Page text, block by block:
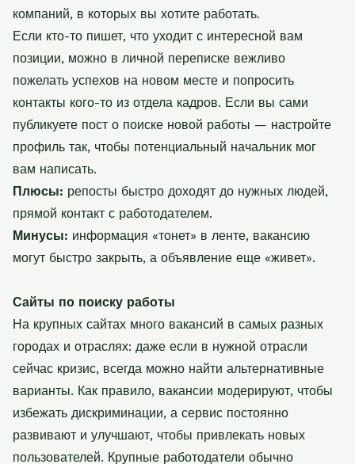
компаний, в которых вы хотите работать.
Если кто-то пишет, что уходит с интересной вам
позиции, можно в личной переписке вежливо
пожелать успехов на новом месте и попросить
контакты кого-то из отдела кадров. Если вы сами
публикуете пост о поиске новой работы — настройте
профиль так, чтобы потенциальный начальник мог
вам написать.
Плюсы: репосты быстро доходят до нужных людей,
прямой контакт с работодателем.
Минусы: информация «тонет» в ленте, вакансию
могут быстро закрыть, а объявление еще «живет».
Сайты по поиску работы
На крупных сайтах много вакансий в самых разных
городах и отраслях: даже если в нужной отрасли
сейчас кризис, всегда можно найти альтернативные
варианты. Как правило, вакансии модерируют, чтобы
избежать дискриминации, а сервис постоянно
развивают и улучшают, чтобы привлекать новых
пользователей. Крупные работодатели обычно